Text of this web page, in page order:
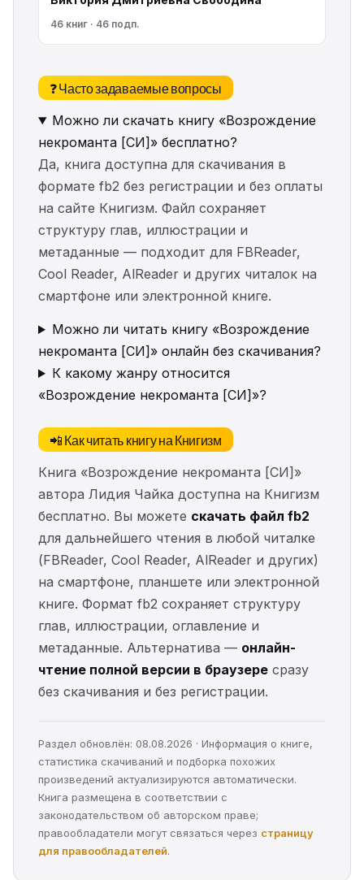
46 книг · 46 подп.
❓ Часто задаваемые вопросы
Можно ли скачать книгу «Возрождение
некроманта [СИ]» бесплатно?
Да, книга доступна для скачивания в
формате fb2 без регистрации и без оплаты
на сайте Книгизм. Файл сохраняет
структуру глав, иллюстрации и
метаданные — подходит для FBReader,
Cool Reader, AlReader и других читалок на
смартфоне или электронной книге.
Можно ли читать книгу «Возрождение
некроманта [СИ]» онлайн без скачивания?
К какому жанру относится
«Возрождение некроманта [СИ]»?
📲 Как читать книгу на Книгизм
Книга «Возрождение некроманта [СИ]»
автора Лидия Чайка доступна на Книгизм
бесплатно. Вы можете скачать файл fb2
для дальнейшего чтения в любой читалке
(FBReader, Cool Reader, AlReader и других)
на смартфоне, планшете или электронной
книге. Формат fb2 сохраняет структуру
глав, иллюстрации, оглавление и
метаданные. Альтернатива — онлайн-
чтение полной версии в браузере сразу
без скачивания и без регистрации.
Раздел обновлён: 08.08.2026 · Информация о книге,
статистика скачиваний и подборка похожих
произведений актуализируются автоматически.
Книга размещена в соответствии с
законодательством об авторском праве;
правообладатели могут связаться через страницу
для правообладателей.